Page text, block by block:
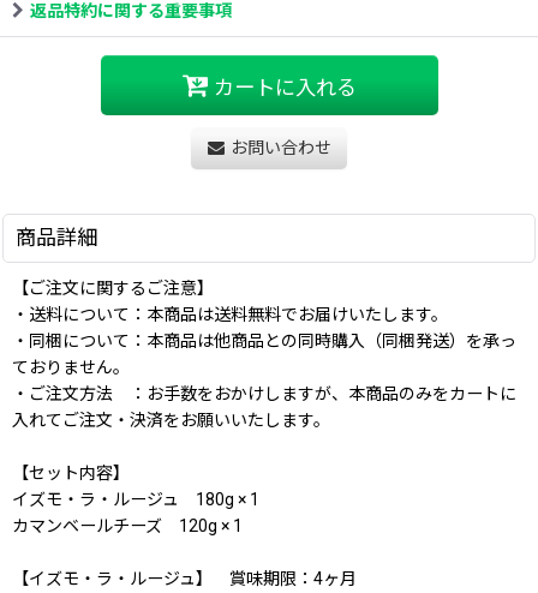
返品特約に関する重要事項
カートに入れる
お問い合わせ
商品詳細
【ご注文に関するご注意】
・送料について：本商品は送料無料でお届けいたします。
・同梱について：本商品は他商品との同時購入（同梱発送）を承っ
ておりません。
・ご注文方法 ：お手数をおかけしますが、本商品のみをカートに
入れてご注文・決済をお願いいたします。
【セット内容】
イズモ・ラ・ルージュ 180g × 1
カマンベールチーズ 120g × 1
【イズモ・ラ・ルージュ】 賞味期限：4ヶ月